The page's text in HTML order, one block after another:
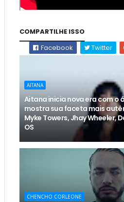
COMPARTILHE ISSO
Facebook
Twitter
AITANA
Aitana inicia nova era com o
mostra sua faceta mais
Myke Towers, Jhay Wheeler,
OS
CHENCHO CORLEONE